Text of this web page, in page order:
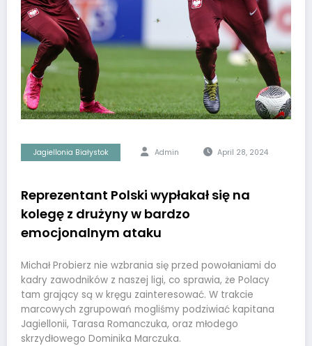
Jagiellonia Białystok Admin April 28, 2024
Reprezentant Polski wypłakał się na
kolegę z drużyny w bardzo
emocjonalnym ataku
Michał Probierz nie wzbrania się przed powołaniami do
kadry zawodników z naszej ligi, co sprawia, że Polacy
tam grający są w kręgu zainteresować. W trakcie
marcowych zgrupowań mogliśmy podziwiać kapitana
Jagiellonii, Tarasa Romanczuka, oraz młodego
skrzydłowego Dominika Marczuka.